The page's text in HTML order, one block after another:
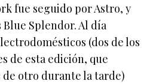
fue seguido por Astro, y
Blue Splendor. Al día
(dos de los
de esta edición, que
otro durante la tarde)